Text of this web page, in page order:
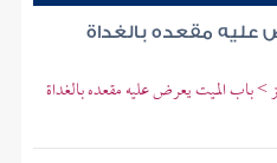
عليه مقعده بالغداة
باب الميت يعرض عليه مقعده بالغداة